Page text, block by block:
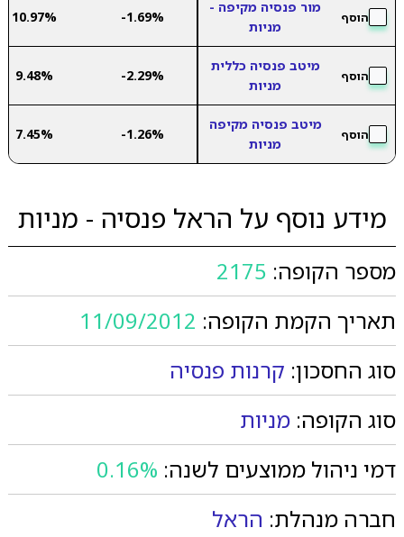
הוסף
מור פנסיה מקיפה -
מניות
-1.69%
10.97%
הוסף
מיטב פנסיה כללית
מניות
-2.29%
9.48%
הוסף
מיטב פנסיה מקיפה
מניות
-1.26%
7.45%
מידע נוסף על הראל פנסיה - מניות
מספר הקופה: 2175
תאריך הקמת הקופה: 11/09/2012
סוג החסכון: קרנות פנסיה
סוג הקופה: מניות
דמי ניהול ממוצעים לשנה: 0.16%
חברה מנהלת: הראל